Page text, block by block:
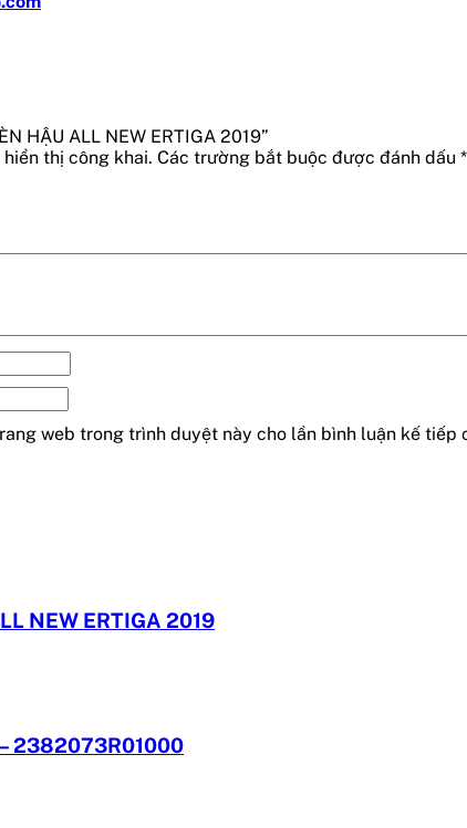
HẬU ALL NEW ERTIGA 2019”
thị công khai. Các trường bắt buộc được đánh dấu *
web trong trình duyệt này cho lần bình luận kế tiếp
NEW ERTIGA 2019
2382073R01000